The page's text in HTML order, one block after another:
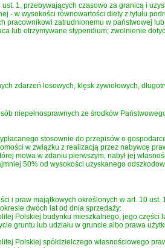
1, przebywających czasowo za granicą i
- w wysokości równowartości diety z tytułu
pracownikowi zatrudnionemu w państwowej
lub otrzymywane stypendium; zwolnienie
zdarzeń losowych, klęsk żywiołowych,
niepełnosprawnych ze środków
stosownie do przepisów o
w związku z realizacją przez nabywcę
mowa w zdaniu pierwszym, nabył jej
50% od wysokości uzyskanego
i praw majątkowych określonych w art. 10 ust.
dwóch lat od dnia sprzedaży:
Polskiej budynku mieszkalnego, jego
gruntu lub udziału w gruncie albo prawa
Polskiej spółdzielczego własnościowego